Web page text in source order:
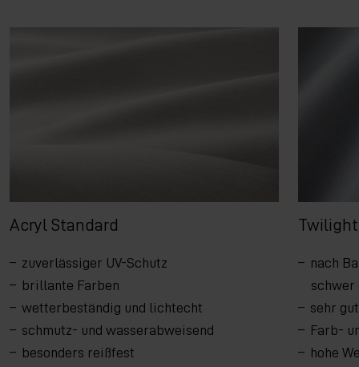
Acryl Standard
zuverlässiger UV-Schutz
brillante Farben
wetterbeständig und lichtecht
schmutz- und wasserabweisend
besonders reißfest
nach
schwer
sehr
Farb-
hohe